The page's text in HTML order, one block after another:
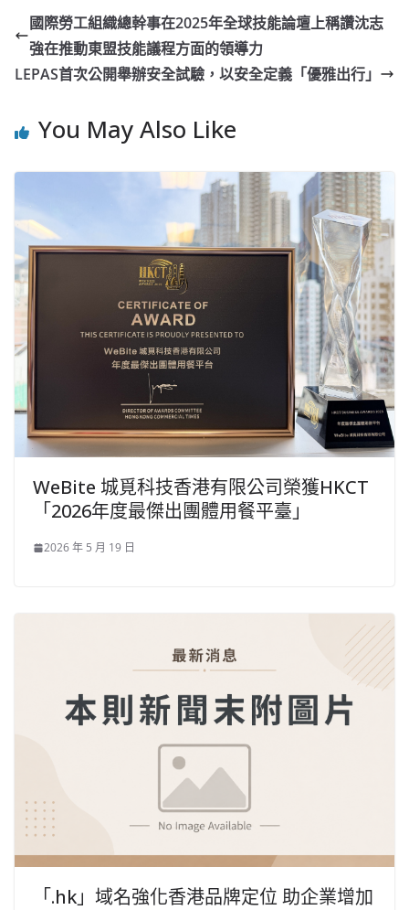
國際勞工組織總幹事在2025年全球技能論壇上稱讚沈志
強在推動東盟技能議程方面的領導力
LEPAS首次公開舉辦安全試驗，以安全定義「優雅出行」
You May Also Like
WeBite 城覓科技香港有限公司榮獲HKCT
「2026年度最傑出團體用餐平臺」
2026 年 5 月 19 日
「.hk」域名強化香港品牌定位 助企業增加